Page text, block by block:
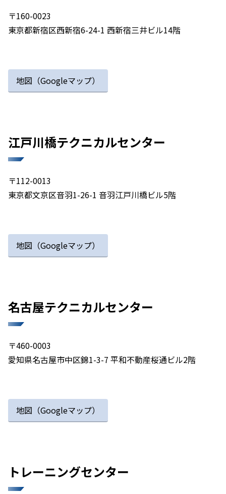
〒160-0023
東京都新宿区西新宿6-24-1 西新宿三井ビル14階
地図（Googleマップ）
江戸川橋テクニカルセンター​
〒112-0013
東京都文京区音羽1-26-1 音羽江戸川橋ビル5階
地図（Googleマップ）
名古屋テクニカルセンター​
〒460-0003
愛知県名古屋市中区錦1-3-7 平和不動産桜通ビル2階
地図（Googleマップ）
トレーニングセンター​